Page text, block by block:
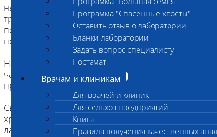
Программа "Спасенные хвосты"
Оставить отзыв о лаборатории
Бланки лаборатории
Задать вопрос специалисту
Постамат
Врачам и клиникам
Для врачей и клиник
Для сельхоз предприятий
Книга
Правила получения качественных
необходимо хранить строго вертикально, при
транспортировке не допускать тряски - это
позволит избежать разрушения эритроцитов и
последующего гемолиза
Наилучший способ избежать гемолиза - в первые
часы после взятия крови центрифугировать
пробирку и отделить сыворотку
Сыворотка, отделенная от эритроцитов, может
храниться в течение 72 часов до доставки в
лабораторию (при +2-+8 С)